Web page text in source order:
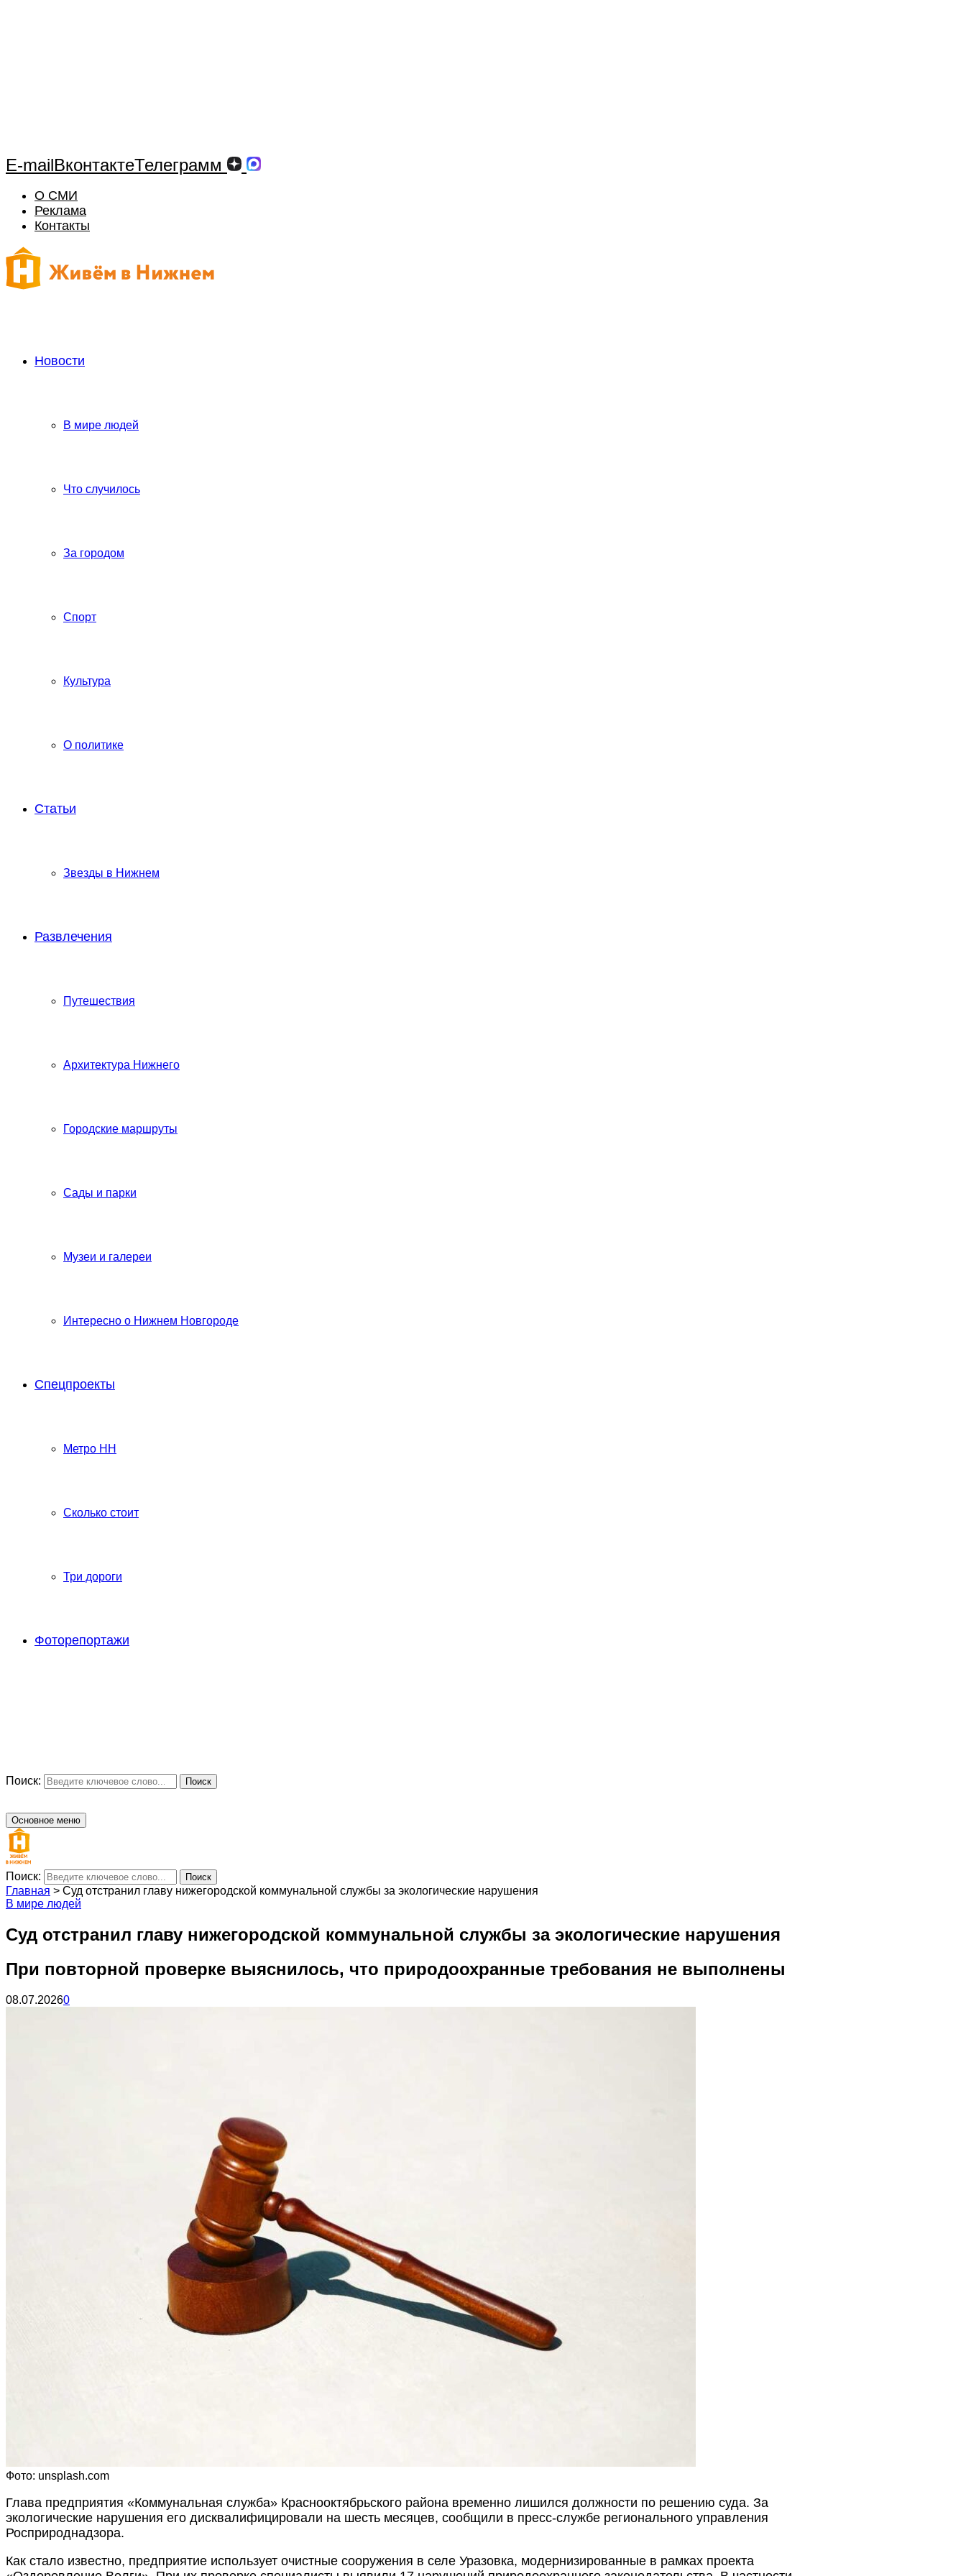
E-mailВконтактеТелеграмм
О СМИ
Реклама
Контакты
Новости
В мире людей
Что случилось
За городом
Спорт
Культура
О политике
Статьи
Звезды в Нижнем
Развлечения
Путешествия
Архитектура Нижнего
Городские маршруты
Сады и парки
Музеи и галереи
Интересно о Нижнем Новгороде
Спецпроекты
Метро НН
Сколько стоит
Три дороги
Фоторепортажи
Поиск: Поиск
Основное меню
Поиск: Поиск
Главная > Суд отстранил главу нижегородской коммунальной службы за экологические нарушения
В мире людей
Суд отстранил главу нижегородской коммунальной службы за экологические нарушения
При повторной проверке выяснилось, что природоохранные требования не выполнены
08.07.20260
Фото: unsplash.com
Глава предприятия «Коммунальная служба» Краснооктябрьского района временно лишился должности по решению суда. За
экологические нарушения его дисквалифицировали на шесть месяцев, сообщили в пресс-службе регионального управления
Росприроднадзора.
Как стало известно, предприятие использует очистные сооружения в селе Уразовка, модернизированные в рамках проекта